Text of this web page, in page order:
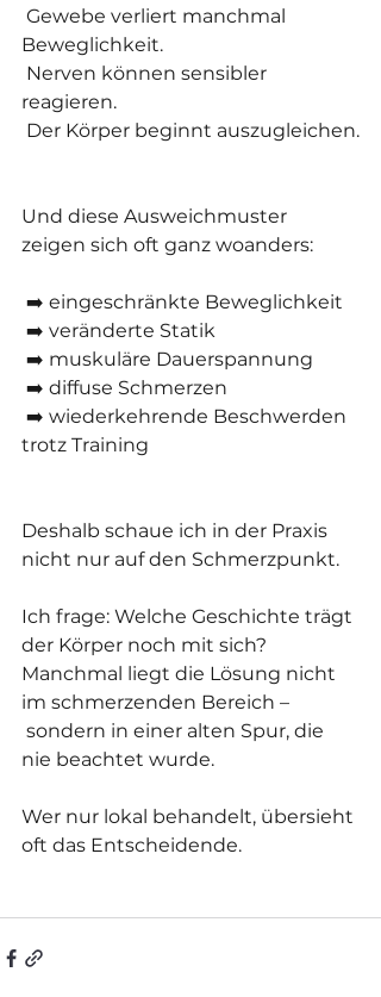
Gewebe verliert manchmal
Beweglichkeit.
Nerven können sensibler
reagieren.
Der Körper beginnt auszugleichen.
Und diese Ausweichmuster
zeigen sich oft ganz woanders:
➡️ eingeschränkte Beweglichkeit
➡️ veränderte Statik
➡️ muskuläre Dauerspannung
➡️ diffuse Schmerzen
➡️ wiederkehrende Beschwerden
trotz Training
Deshalb schaue ich in der Praxis
nicht nur auf den Schmerzpunkt.
Ich frage: Welche Geschichte trägt
der Körper noch mit sich?
Manchmal liegt die Lösung nicht
im schmerzenden Bereich –
sondern in einer alten Spur, die
nie beachtet wurde.
Wer nur lokal behandelt, übersieht
oft das Entscheidende.